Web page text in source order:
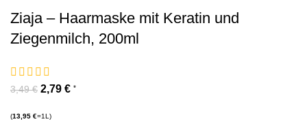
Ziaja – Haarmaske mit Keratin und
Ziegenmilch, 200ml
3,49€ 2,79 € *
(13,95 €=1L)